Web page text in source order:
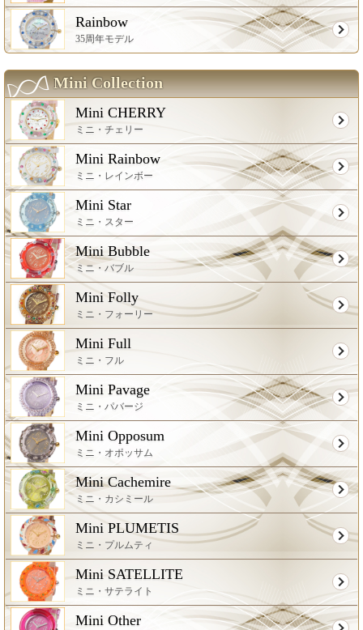
Rainbow
35周年モデル
Mini Collection
Mini CHERRY
ミニ・チェリー
Mini Rainbow
ミニ・レインボー
Mini Star
ミニ・スター
Mini Bubble
ミニ・バブル
Mini Folly
ミニ・フォーリー
Mini Full
ミニ・フル
Mini Pavage
ミニ・パバージ
Mini Opposum
ミニ・オポッサム
Mini Cachemire
ミニ・カシミール
Mini PLUMETIS
ミニ・プルムティ
Mini SATELLITE
ミニ・サテライト
Mini Other